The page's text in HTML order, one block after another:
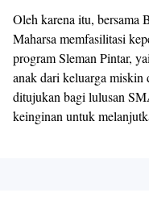
Oleh karena itu, bersama
Maharsa memfasilitasi
program Sleman Pintar,
anak dari keluarga miskin
ditujukan bagi lulusan
keinginan untuk